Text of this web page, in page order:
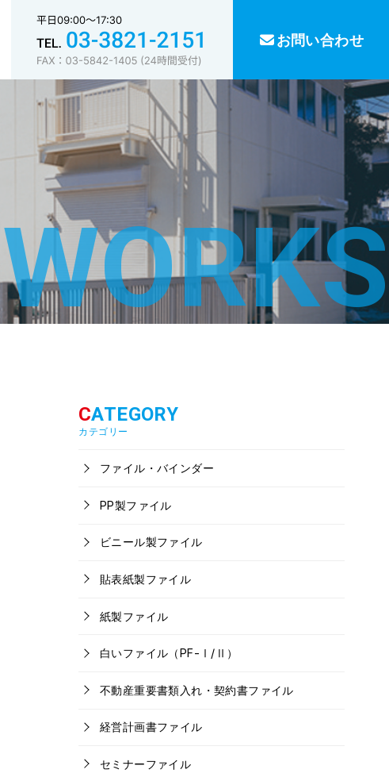
お問い合わせ
カテゴリー
ファイル・バインダー
PP製ファイル
ビニール製ファイル
貼表紙製ファイル
紙製ファイル
白いファイル（PF-Ⅰ/Ⅱ）
不動産重要書類入れ・契約書ファイル
経営計画書ファイル
セミナーファイル